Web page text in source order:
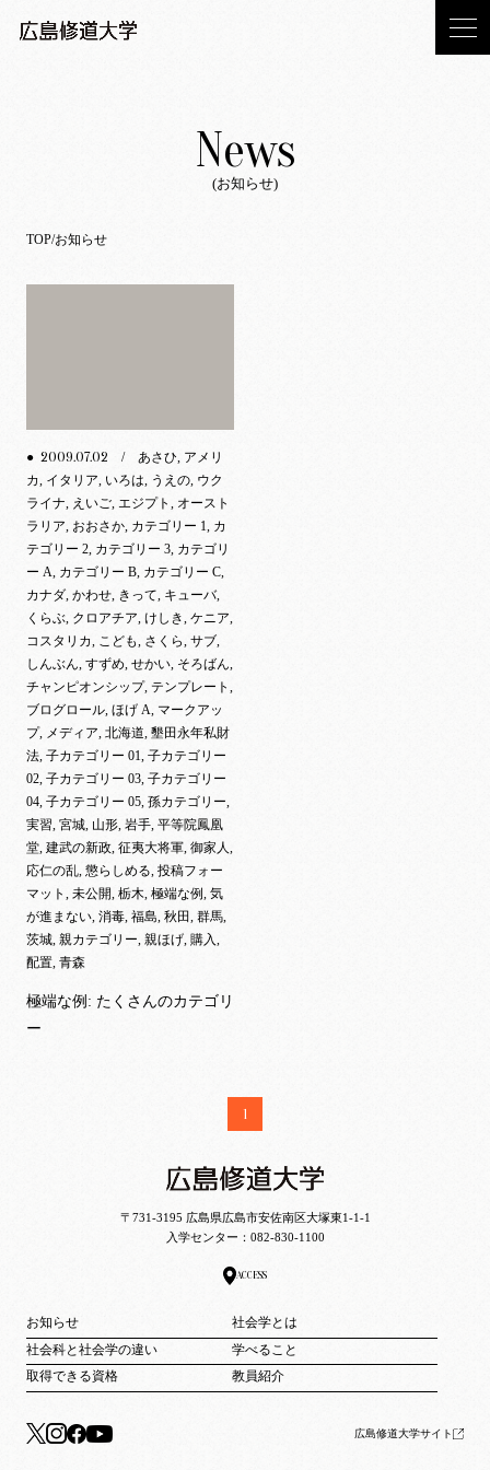
News
(お知らせ)
TOP お知らせ
● 2009.07.02
/ あさひ, アメリ
カ, イタリア, いろは, うえの, ウク
ライナ, えいご, エジプト, オースト
ラリア, おおさか, カテゴリー 1, カ
テゴリー 2, カテゴリー 3, カテゴリ
ー A, カテゴリー B, カテゴリー C,
カナダ, かわせ, きって, キューバ,
くらぶ, クロアチア, けしき, ケニア,
コスタリカ, こども, さくら, サブ,
しんぶん, すずめ, せかい, そろばん,
チャンピオンシップ, テンプレート,
ブログロール, ほげ A, マークアッ
プ, メディア, 北海道, 墾田永年私財
法, 子カテゴリー 01, 子カテゴリー
02, 子カテゴリー 03, 子カテゴリー
04, 子カテゴリー 05, 孫カテゴリー,
実習, 宮城, 山形, 岩手, 平等院鳳凰
堂, 建武の新政, 征夷大将軍, 御家人,
応仁の乱, 懲らしめる, 投稿フォー
マット, 未公開, 栃木, 極端な例, 気
が進まない, 消毒, 福島, 秋田, 群馬,
茨城, 親カテゴリー, 親ほげ, 購入,
配置, 青森
極端な例: たくさんのカテゴリ
ー
1
〒731-3195 広島県広島市安佐南区大塚東1-1-1
入学センター： 082-830-1100
ACCESS
お知らせ
社会学とは
社会科と社会学の違い
学べること
取得できる資格
教員紹介
広島修道大学サイト